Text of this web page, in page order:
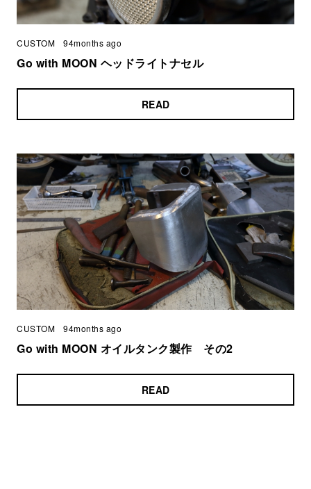
CUSTOM 94months ago
Go with MOON ヘッドライトナセル
READ
CUSTOM 94months ago
Go with MOON オイルタンク製作 その2
READ